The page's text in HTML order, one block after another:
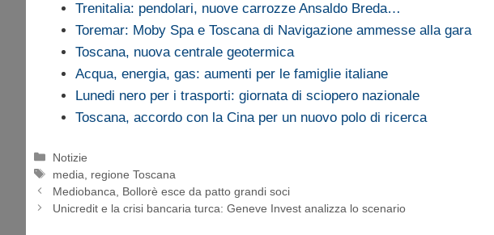
Trenitalia: pendolari, nuove carrozze Ansaldo Breda…
Toremar: Moby Spa e Toscana di Navigazione ammesse alla gara
Toscana, nuova centrale geotermica
Acqua, energia, gas: aumenti per le famiglie italiane
Lunedi nero per i trasporti: giornata di sciopero nazionale
Toscana, accordo con la Cina per un nuovo polo di ricerca
Categorie
Notizie
Tag
media
regione Toscana
Mediobanca, Bollorè esce da patto grandi soci
Unicredit e la crisi bancaria turca: Geneve Invest analizza lo scenario